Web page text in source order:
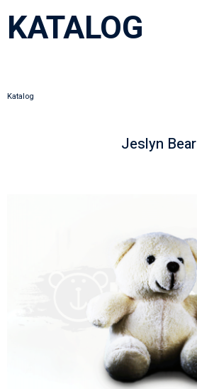
KATALOG
Katalog
Jeslyn Bear